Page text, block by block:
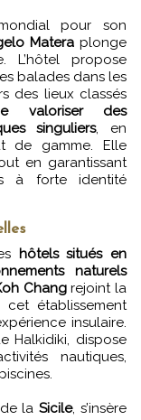
pour son
Matera plonge
L’hôtel propose
balades dans les
des lieux classés
valoriser des
singuliers, en
de gamme. Elle
en garantissant
à forte identité
hôtels situés en
naturels
Changrejoint la
cet établissement
insulaire.
Halkidiki, dispose
nautiques,
de laSicile, s’insère